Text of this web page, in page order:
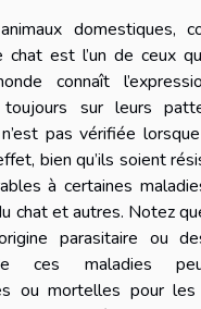
domestiques,
chat est l’un de ceux
connaît
toujours sur leurs
pas vérifiée
bien qu’ils soient
à certaines
chat et autres. Notez
parasitaire ou
ces maladies
ou mortelles pour